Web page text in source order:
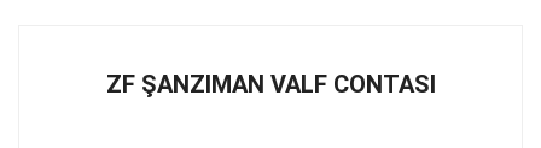
ZF ŞANZIMAN VALF CONTASI